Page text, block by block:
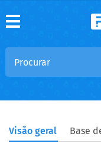
Visão geral